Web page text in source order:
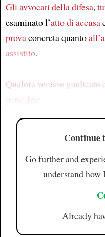
Gli avvocati della difesa,
esaminato l’atto di accusa
provaconcreta quanto
assistito.
Qualora venisse giudicato
pena dete
Continue
Go further and
understand how
Already